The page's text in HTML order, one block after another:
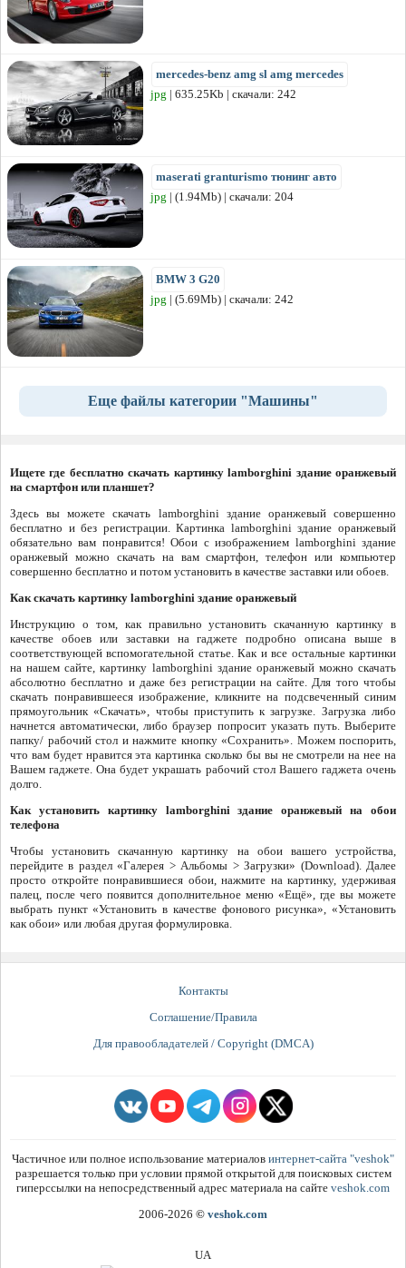
mercedes-benz amg sl amg mercedes
jpg | 635.25Kb | скачали: 242
maserati granturismo тюнинг авто
jpg | (1.94Mb) | скачали: 204
BMW 3 G20
jpg | (5.69Mb) | скачали: 242
Еще файлы категории "Машины"
Ищете где бесплатно скачать картинку lamborghini здание оранжевый
на смартфон или планшет?
Здесь вы можете скачать lamborghini здание оранжевый совершенно
бесплатно и без регистрации. Картинка lamborghini здание оранжевый
обязательно вам понравится! Обои с изображением lamborghini здание
оранжевый можно скачать на вам смартфон, телефон или компьютер
совершенно бесплатно и потом установить в качестве заставки или обоев.
Как скачать картинку lamborghini здание оранжевый
Инструкцию о том, как правильно установить скачанную картинку в
качестве обоев или заставки на гаджете подробно описана выше в
соответствующей вспомогательной статье. Как и все остальные картинки
на нашем сайте, картинку lamborghini здание оранжевый можно скачать
абсолютно бесплатно и даже без регистрации на сайте. Для того чтобы
скачать понравившееся изображение, кликните на подсвеченный синим
прямоугольник «Скачать», чтобы приступить к загрузке. Загрузка либо
начнется автоматически, либо браузер попросит указать путь. Выберите
папку/ рабочий стол и нажмите кнопку «Сохранить». Можем поспорить,
что вам будет нравится эта картинка сколько бы вы не смотрели на нее на
Вашем гаджете. Она будет украшать рабочий стол Вашего гаджета очень
долго.
Как установить картинку lamborghini здание оранжевый на обои
телефона
Чтобы установить скачанную картинку на обои вашего устройства,
перейдите в раздел «Галерея > Альбомы > Загрузки» (Download). Далее
просто откройте понравившиеся обои, нажмите на картинку, удерживая
палец, после чего появится дополнительное меню «Ещё», где вы можете
выбрать пункт «Установить в качестве фонового рисунка», «Установить
как обои» или любая другая формулировка.
Контакты
Соглашение/Правила
Для правообладателей / Copyright (DMCA)
Частичное или полное использование материалов интернет-сайта "veshok"
разрешается только при условии прямой открытой для поисковых систем
гиперссылки на непосредственный адрес материала на сайте veshok.com
2006-2026 © veshok.com
UA